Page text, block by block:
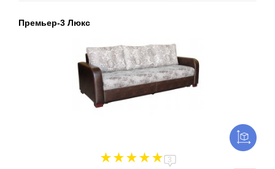
Премьер-3 Люкс
3